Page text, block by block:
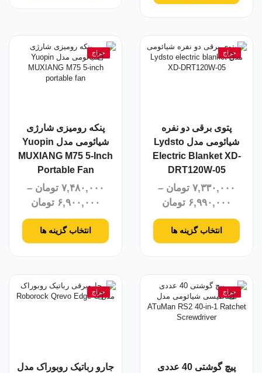
حراج
پتوی برقی دو نفره
شیائومی مدل Lydsto
Electric Blanket XD-
DRT120W-05
۷,۳۳۰,۰۰۰ تومان –
۶,۹۹۰,۰۰۰ تومان
انتخاب گزینه ها
حراج
پنکه رومیزی شارژی
شیائومی مدل Yuopin
MUXIANG M75 5-Inch
Portable Fan
۷,۴۸۰,۰۰۰ تومان –
۶,۹۰۰,۰۰۰ تومان
انتخاب گزینه ها
حراج
پیچ گوشتی 40 عددی
حراج
جارو رباتیک روبوراک مدل